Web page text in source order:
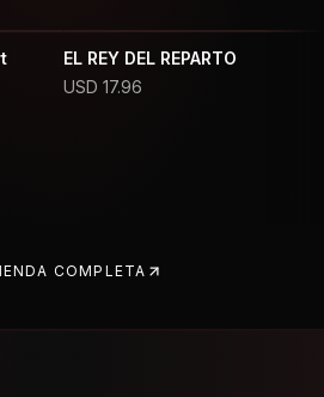
EL REY DEL REPARTO
USD 17.96
COMPLETA